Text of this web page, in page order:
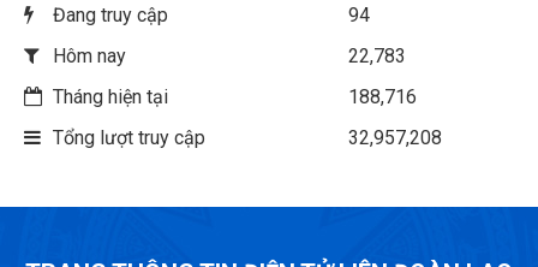
Đang truy cập
94
Hôm nay
22,783
Tháng hiện tại
188,716
Tổng lượt truy cập
32,957,208